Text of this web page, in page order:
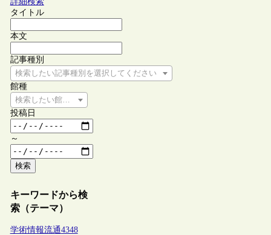
タイトル
本文
記事種別
検索したい記事種別を選択してください
館種
検索したい館種を選択してください
投稿日
～
検索
キーワードから検
索（テーマ）
学術情報流通4348